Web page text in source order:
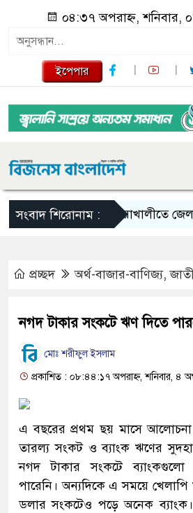
০৪:৩৭ অপরাহ্ন, শনিবার,
ইপেপার
সংবাদ শিরোনাম :নোয়াখালীতে জেলা
প্রচ্ছদ অর্থ-বাজার-বাণিজ্য,
নগদ টাকার সংকটে ঋণ দিতে
মোঃ শরীফুল ইসলাম
প্রকাশিত : ০৮:৪৪:১৭ অপরাহ্ন, শনিবার, ৪
এ বছরের প্রথম ছয় মাসে আলোচনা
তারল্য সংকট ও ব্যাংক ঋণের
নগদ টাকার সংকটে
পারেনি। অন্যদিকে এ সময়ে
ডলার সংকটেও পড়ে অনেক